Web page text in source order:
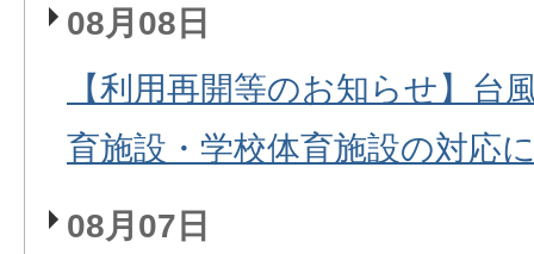
08月08日
【利用再開等のお知らせ】台
育施設・学校体育施設の対応
08月07日